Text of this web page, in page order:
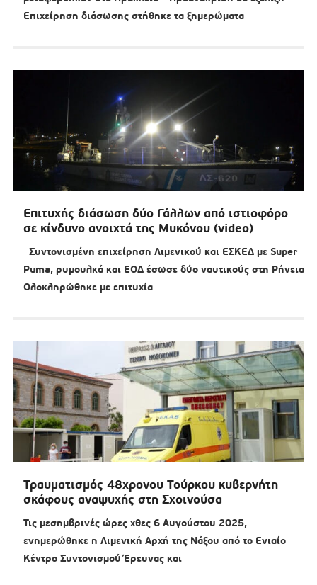
Επιχείρηση διάσωσης στήθηκε τα ξημερώματα
Επιτυχής διάσωση δύο Γάλλων από ιστιοφόρο
σε κίνδυνο ανοιχτά της Μυκόνου (video)
Συντονισμένη επιχείρηση Λιμενικού και ΕΣΚΕΔ με Super
Puma, ρυμουλκά και ΕΟΔ έσωσε δύο ναυτικούς στη Ρήνεια
Ολοκληρώθηκε με επιτυχία
Τραυματισμός 48χρονου Τούρκου κυβερνήτη
σκάφους αναψυχής στη Σχοινούσα
Τις μεσημβρινές ώρες χθες 6 Αυγούστου 2025,
ενημερώθηκε η Λιμενική Αρχή της Νάξου από το Ενιαίο
Κέντρο Συντονισμού Έρευνας και